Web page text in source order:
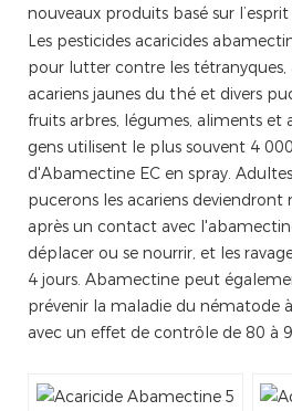
nouveaux produits basé sur l’esprit
Les pesticides acaricides
pour lutter contre les tétranyques,
acariens jaunes du thé et divers
fruits arbres, légumes, aliments et
gens utilisent le plus souvent 4
d'Abamectine EC en spray.
pucerons les acariens deviendront
après un contact avec
déplacer ou se nourrir, et les
4 jours. Abamectine peut
prévenir la maladie du nématode
avec un effet de contrôle de 80 à